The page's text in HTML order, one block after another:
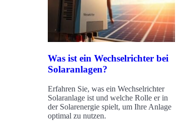
Was ist ein Wechselrichter bei
Solaranlagen?
Erfahren Sie, was ein Wechselrichter
Solaranlage ist und welche Rolle er in
der Solarenergie spielt, um Ihre Anlage
optimal zu nutzen.